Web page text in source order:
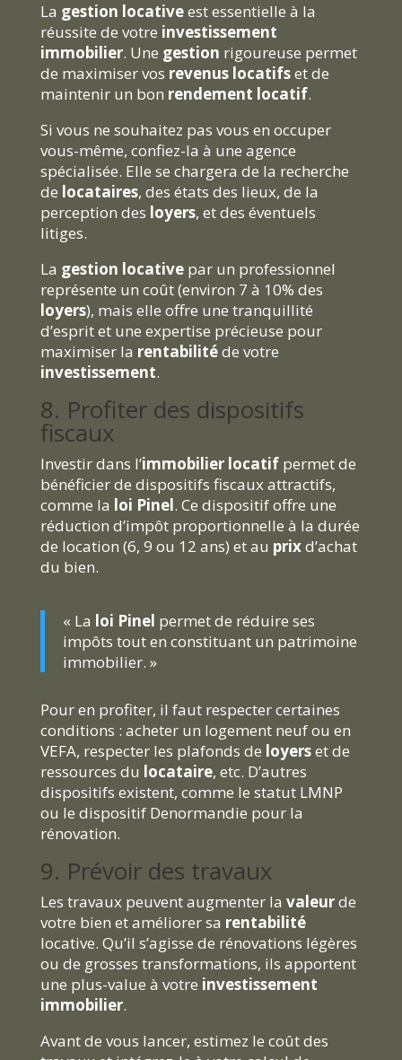
La gestion locativeest essentielle à la
réussite de votre investissement
immobilier. Une gestion rigoureuse permet
de maximiser vos revenus locatifset de
maintenir un bon rendement locatif.
Si vous ne souhaitez pas vous en occuper
vous-même, confiez-la à une agence
spécialisée. Elle se chargera de la recherche
de locataires, des états des lieux, de la
perception des loyers, et des éventuels
litiges.
La gestion locativepar un professionnel
représente un coût (environ 7 à 10% des
loyers), mais elle offre une tranquillité
d’esprit et une expertise précieuse pour
maximiser la rentabilitéde votre
investissement.
8. Profiter des dispositifs
fiscaux
Investir dans l’immobilier locatifpermet de
bénéficier de dispositifs fiscaux attractifs,
comme la loi Pinel. Ce dispositif offre une
réduction d’impôt proportionnelle à la durée
de location (6, 9 ou 12 ans) et au prixd’achat
du bien.
« La loi Pinel permet de réduire ses
impôts tout en constituant un patrimoine
immobilier. »
Pour en profiter, il faut respecter certaines
conditions : acheter un logement neuf ou en
VEFA, respecter les plafonds de loyerset de
ressources du locataire, etc. D’autres
dispositifs existent, comme le statut LMNP
ou le dispositif Denormandie pour la
rénovation.
9. Prévoir des travaux
Les travaux peuvent augmenter la valeurde
votre bien et améliorer sa rentabilité
locative. Qu’il s’agisse de rénovations légères
ou de grosses transformations, ils apportent
une plus-value à votre investissement
immobilier.
Avant de vous lancer, estimez le coût des